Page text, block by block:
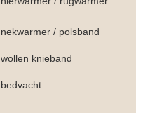
nekwarmer / polsband
wollen knieband
bedvacht